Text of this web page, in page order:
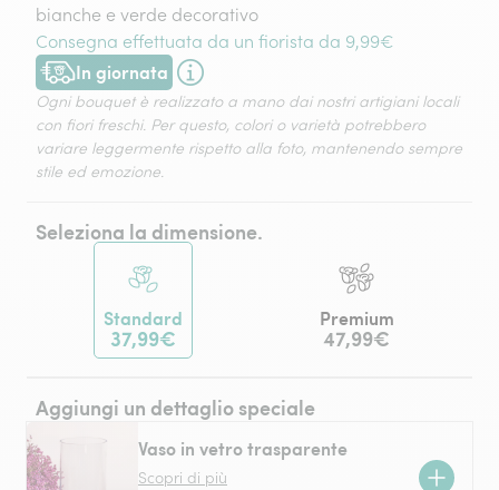
bianche e verde decorativo
Consegna effettuata da un fiorista da 9,99€
In giornata
Consegna disponibile oggi o in data a tua scelta.
Ogni bouquet è realizzato a mano dai nostri artigiani locali
con fiori freschi. Per questo, colori o varietà potrebbero
variare leggermente rispetto alla foto, mantenendo sempre
stile ed emozione.
Seleziona la dimensione.
Standard
37,99€
Premium
47,99€
Aggiungi un dettaglio speciale
Vaso in vetro trasparente
Scopri di più